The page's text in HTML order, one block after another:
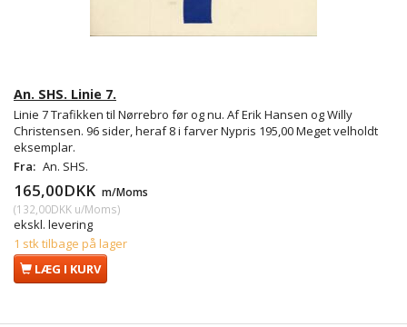
An. SHS. Linie 7.
Linie 7 Trafikken til Nørrebro før og nu. Af Erik Hansen og Willy
Christensen. 96 sider, heraf 8 i farver Nypris 195,00 Meget velholdt
eksemplar.
Fra: An. SHS.
165,00DKK m/Moms
(132,00DKK u/Moms)
ekskl. levering
1 stk tilbage på lager
LÆG I KURV